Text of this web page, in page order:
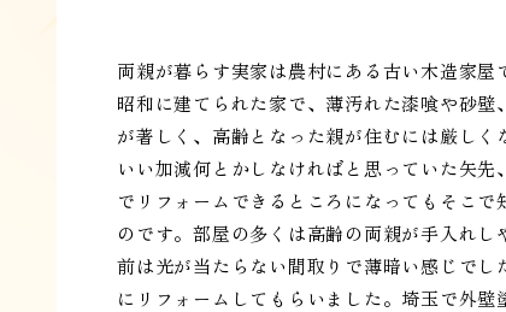
両親が暮らす実家は農村にある古い木造家
昭和に建てられた家で、薄汚れた漆喰や砂
が著しく、高齢となった親が住むには厳しく
いい加減何とかしなければと思っていた矢
でリフォームできるところになってもそこ
のです。部屋の多くは高齢の両親が手入れ
前は光が当たらない間取りで薄暗い感じで
にリフォームしてもらいました。埼玉で外